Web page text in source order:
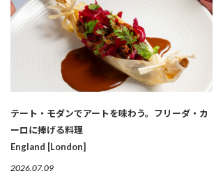
テート・モダンでアートを味わう。フリーダ・カ
ーロに捧げる料理
England [London]
2026.07.09